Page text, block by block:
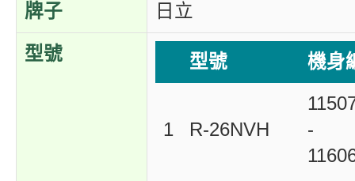
牌子 日立
型號 型號 機身
1 R-26NVH
-